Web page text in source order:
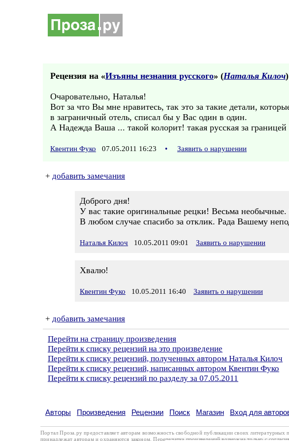
Рецензия на «Изъяны незнания русского» (Наталья Килоч)
Очаровательно, Наталья!
Вот за что Вы мне нравитесь, так это за такие детали,
в заграничный отель, списал бы у Вас один в один.
А Надежда Ваша ... такой колорит! такая русская за
Квентин Фуко 07.05.2011 16:23 • Заявить о нарушении
+ добавить замечания
Доброго дня!
У вас такие оригинальные рецки! Весьма
В любом случае спасибо за отклик. Рада Вашему
Наталья Килоч 10.05.2011 09:01 Заявить о нарушении
Хвалю!
Квентин Фуко 10.05.2011 16:40 Заявить о нарушении
+ добавить замечания
Перейти на страницу произведения
Перейти к списку рецензий на это произведение
Перейти к списку рецензий, полученных автором Наталья Килоч
Перейти к списку рецензий, написанных автором Квентин Фуко
Перейти к списку рецензий по разделу за 07.05.2011
Авторы Произведения Рецензии Поиск Магазин Вход для
Портал Проза.ру предоставляет авторам возможность свободной публикации своих литературных
принадлежат авторам и охраняются законом . Перепечатка произведений возможна только с